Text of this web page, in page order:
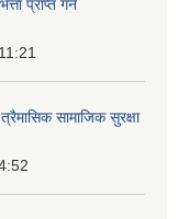
प्राप्त गर्ने
सामाजिक सुरक्षा